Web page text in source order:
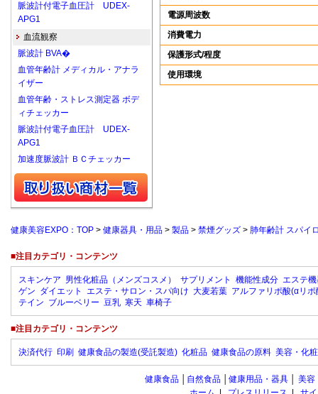
電源周波数
消費電力
保護形式/程度
使用環境
脈波計付電子血圧計 UDEX-
APG1
血流観察
脈波計 BVA�
血管年齢計 メディカル・アナラ
イザー
血管年齢・ストレス測定器 ボデ
ィチェッカー
脈波計付電子血圧計 UDEX-
APG1
加速度脈波計 ＢＣチェッカー
健康美容EXPO：TOP > 健康器具・用品 > 製品 > 禁煙グッズ > 肺年齢計 スパイ
■注目カテゴリ・コンテンツ
スキンケア 男性化粧品（メンズコスメ） サプリメント 機能性成分 エステ
ゲン ダイエット エステ・サロン・スパ向け 大麦若葉 アルファリポ酸(αリポ
テイン ブルーベリー 豆乳 寒天 車椅子
■注目カテゴリ・コンテンツ
決済代行 印刷 健康食品の製造(受託製造) 化粧品 健康食品の原料 美容・化
健康食品 自然食品 健康用品・器具 美容